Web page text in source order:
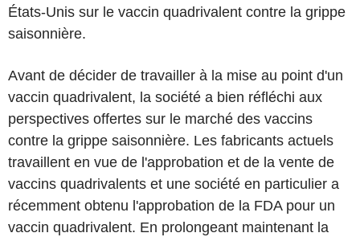
États-Unis sur le vaccin quadrivalent contre la grippe
saisonnière.
Avant de décider de travailler à la mise au point d'un
vaccin quadrivalent, la société a bien réfléchi aux
perspectives offertes sur le marché des vaccins
contre la grippe saisonnière. Les fabricants actuels
travaillent en vue de l'approbation et de la vente de
vaccins quadrivalents et une société en particulier a
récemment obtenu l'approbation de la FDA pour un
vaccin quadrivalent. En prolongeant maintenant la